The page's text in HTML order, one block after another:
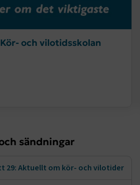
och vilotidsskolan
sändningar
29: Aktuellt om kör- och vilotider